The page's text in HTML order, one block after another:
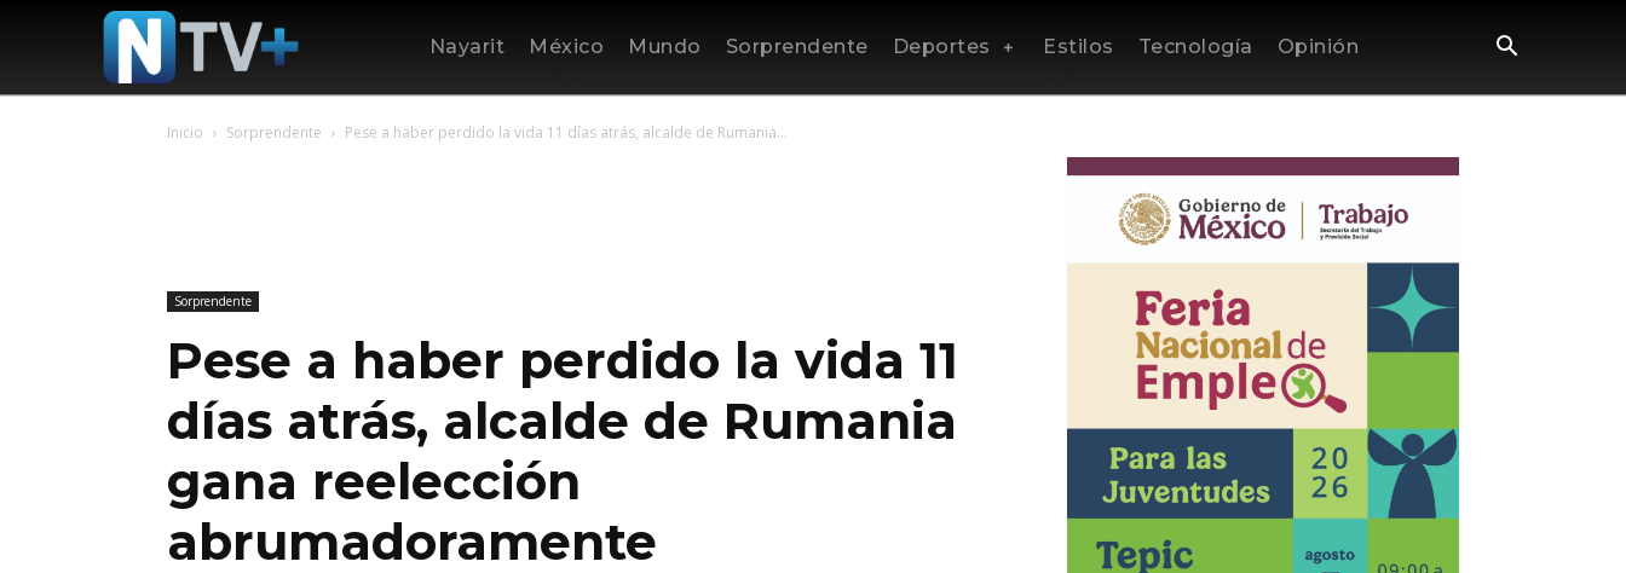
Nayarit México Mundo Sorprendente Deportes Estilos Tecnología Opinión
Inicio Sorprendente Pese a haber perdido la vida 11 días atrás, alcalde de Rumania...
Sorprendente
Pese a haber perdido la vida 11
días atrás, alcalde de Rumania
gana reelección
abrumadoramente